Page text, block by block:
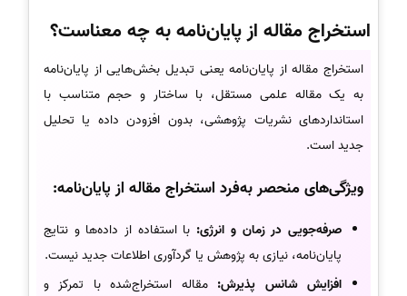
استخراج مقاله از پایان‌نامه به چه معناست؟
استخراج مقاله از پایان‌نامه یعنی تبدیل بخش‌هایی از پایان‌نامه
به یک مقاله علمی مستقل، با ساختار و حجم متناسب با
استانداردهای نشریات پژوهشی، بدون افزودن داده یا تحلیل
جدید است.
ویژگی‌های منحصر به‌فرد استخراج مقاله از پایان‌نامه:
صرفه‌جویی در زمان و انرژی: با استفاده از داده‌ها و نتایج
پایان‌نامه، نیازی به پژوهش یا گردآوری اطلاعات جدید نیست.
افزایش شانس پذیرش: مقاله استخراج‌شده با تمرکز و